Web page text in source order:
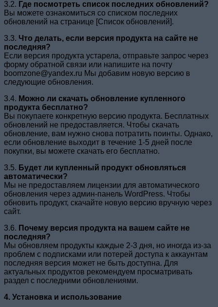
3.2. Где посмотреть список последних обновлений?
Вы можете ознакомиться со списком последних
обновлений на странице [Список обновлений].
3.3. Что делать, если версия продукта на сайте не
последняя?
Если версия продукта устарела, отправьте запрос через
форму обратной связи или напишите на почту
boomzone@yandex.ru Мы добавим новую версию в
следующие обновления.
3.4. Можно ли скачать обновление купленного
продукта бесплатно?
Вы покупаете конкретную версию продукта. Бесплатных
обновлений не предоставляется. Чтобы скачать
обновление, вам нужно снова потратить поинты. Однако,
если обновление выходит в течение 1-5 дней после
покупки, вы можете скачать его бесплатно.
3.5. Будет ли купленный продукт обновляться
автоматически?
Мы не предоставляем лицензии для автоматического
обновления через админ-панель WordPress. Чтобы
обновить продукт, скачайте новую версию вручную через
сайт.
3.6. Почему версия продукта на вашем сайте не
последняя?
Мы обновляем продукты каждые 2-3 дня, но иногда из-за
проблем с подписками или потерей доступа к аккаунтам
последняя версия может не быть доступна. Для
актуальных продуктов рекомендуем просматривать
раздел с последними обновлениями.
4. Установка и использование